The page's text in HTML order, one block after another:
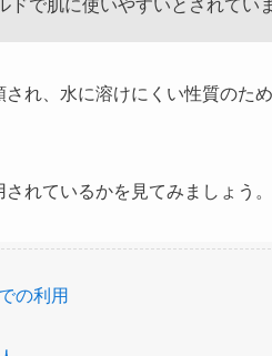
れ、水に溶けにくい性質のた
れているかを見てみましょう。
の利用